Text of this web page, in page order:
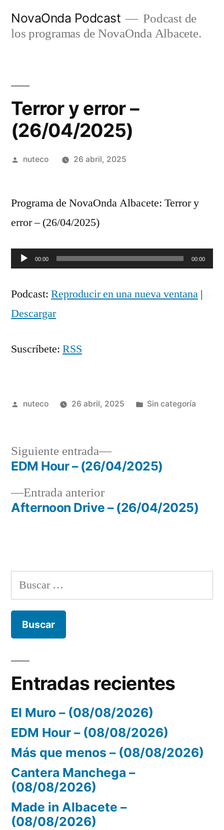
NovaOnda Podcast
Podcast de
los programas de NovaOnda Albacete.
Terror y error –
(26/04/2025)
Publicada
nuteco 26 abril, 2025
Programa de NovaOnda Albacete: Terror y
error – (26/04/2025)
Reproductor
audio
00:00 00:00
Podcast: Reproducir en una nueva ventana |
Descargar
Suscríbete: RSS
Publicada
nuteco 26 abril, 2025
Publicada
Sin categoría
Navegación
deEntrada anteriorEntrada
anterior:
Afternoon Drive – (26/04/2025)
Siguiente entrada
Siguiente
entrada:
EDM Hour – (26/04/2025)
Buscar:
Entradas recientes
El Muro – (08/08/2026)
EDM Hour – (08/08/2026)
Más que menos – (08/08/2026)
Cantera Manchega –
(08/08/2026)
Made in Albacete –
(08/08/2026)